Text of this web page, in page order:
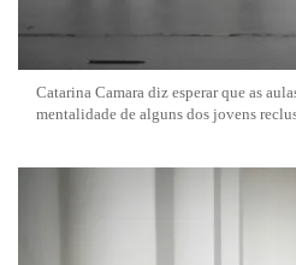
Catarina Camara diz esperar que as
mentalidade de alguns dos jovens